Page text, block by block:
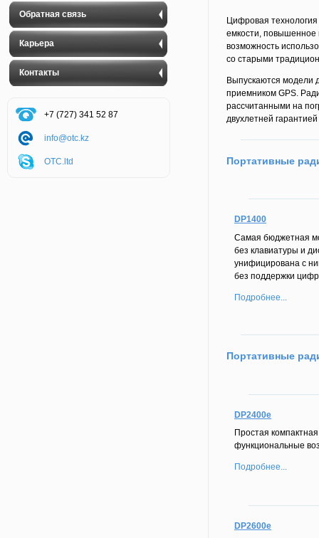
Цифровая
емкости, повышенное
возможность
со старыми
Выпускаются модели
приемником GPS.
рассчитанными на
двухлетней
Портативные
DP1400
Самая бюджетная
без клавиатуры и
унифицирована с
без поддержки
Подробнее...
Портативные
DP2400e
Простая
функциональные
Подробнее...
DP2600e
Обратная связь
Карьера
Контакты
+7 (727) 341 52 87
info@otc.kz
OTC.ltd